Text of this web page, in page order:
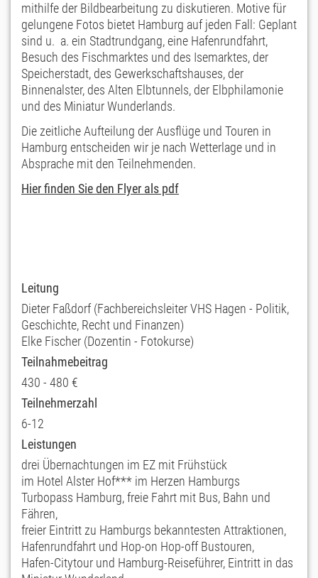
mithilfe der Bildbearbeitung zu diskutieren. Motive für
gelungene Fotos bietet Hamburg auf jeden Fall: Geplant
sind u. a. ein Stadtrundgang, eine Hafen­rundfahrt,
Besuch des Fischmarktes und des Ise­marktes, der
Speicherstadt, des Gewerkschaftshauses, der
Binnenalster, des Alten Elbtunnels, der Elbphilamonie
und des Miniatur Wunderlands.
Die zeitliche Aufteilung der Ausflüge und Touren in
Hamburg entscheiden wir je nach Wetterlage und in
Absprache mit den Teilnehmenden.
Hier finden Sie den Flyer als pdf
Leitung
Dieter Faßdorf (Fachbereichsleiter VHS Hagen - Politik,
Geschichte, Recht und Finanzen)
Elke Fischer (Dozentin - Fotokurse)
Teilnahmebeitrag
430 - 480 €
Teilnehmerzahl
6-12
Leistungen
drei Übernachtungen im EZ mit Frühstück
im Hotel Alster Hof*** im Herzen Hamburgs
Turbopass Hamburg, freie Fahrt mit Bus, Bahn und
Fähren,
freier Eintritt zu Hamburgs bekanntesten Attraktionen,
Hafenrundfahrt und Hop-on Hop-off Bustouren,
Hafen-Citytour und Hamburg-Reiseführer, Eintritt in das